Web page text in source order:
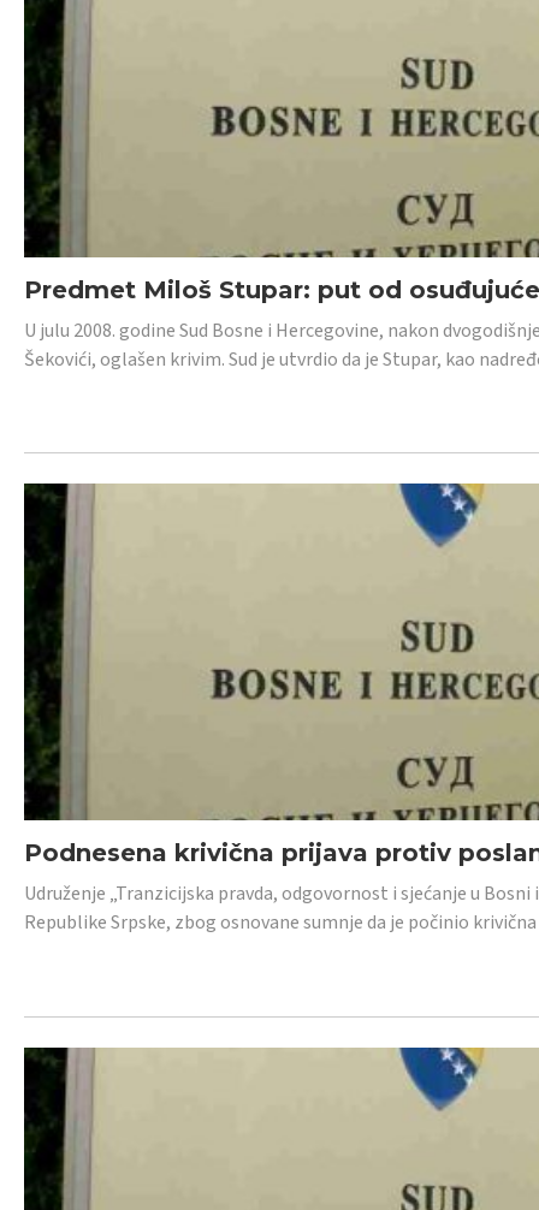
Predmet Miloš Stupar: put od
U julu 2008. godine Sud Bosne i Hercegovine, nakon
Šekovići, oglašen krivim. Sud je utvrdio da je Stupar, kao
Podnesena krivična prijava protiv
Udruženje „Tranzicijska pravda, odgovornost i sjećanje u
Republike Srpske, zbog osnovane sumnje da je počinio